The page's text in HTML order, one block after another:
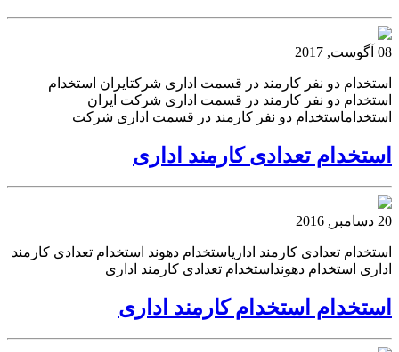
08 آگوست, 2017
استخدام دو نفر کارمند در قسمت اداری شرکتایران استخدام
استخدام دو نفر کارمند در قسمت اداری شرکت ایران
استخداماستخدام دو نفر کارمند در قسمت اداری شرکت
استخدام تعدادی کارمند اداری
20 دسامبر, 2016
استخدام تعدادی کارمند اداریاستخدام دهوند استخدام تعدادی کارمند
اداری استخدام دهونداستخدام تعدادی کارمند اداری
استخدام استخدام کارمند اداری